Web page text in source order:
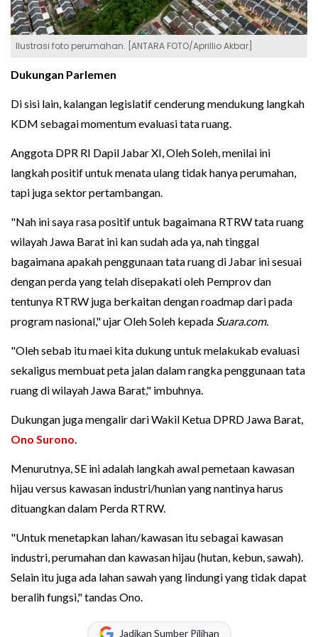
Ilustrasi foto perumahan. [ANTARA FOTO/Aprillio Akbar]
Dukungan Parlemen
Di sisi lain, kalangan legislatif cenderung mendukung langkah
KDM sebagai momentum evaluasi tata ruang.
Anggota DPR RI Dapil Jabar XI, Oleh Soleh, menilai ini
langkah positif untuk menata ulang tidak hanya perumahan,
tapi juga sektor pertambangan.
"Nah ini saya rasa positif untuk bagaimana RTRW tata ruang
wilayah Jawa Barat ini kan sudah ada ya, nah tinggal
bagaimana apakah penggunaan tata ruang di Jabar ini sesuai
dengan perda yang telah disepakati oleh Pemprov dan
tentunya RTRW juga berkaitan dengan roadmap dari pada
program nasional," ujar Oleh Soleh kepada Suara.com.
"Oleh sebab itu maei kita dukung untuk melakukab evaluasi
sekaligus membuat peta jalan dalam rangka penggunaan tata
ruang di wilayah Jawa Barat," imbuhnya.
Dukungan juga mengalir dari Wakil Ketua DPRD Jawa Barat,
Ono Surono
Menurutnya, SE ini adalah langkah awal pemetaan kawasan
hijau versus kawasan industri/hunian yang nantinya harus
dituangkan dalam Perda RTRW.
"Untuk menetapkan lahan/kawasan itu sebagai kawasan
industri, perumahan dan kawasan hijau (hutan, kebun, sawah).
Selain itu juga ada lahan sawah yang lindungi yang tidak dapat
beralih fungsi," tandas Ono.
Jadikan Sumber Pilihan